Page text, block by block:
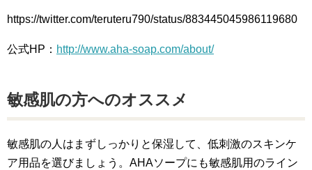
https://twitter.com/teruteru790/status/883445045986119680
公式HP： http://www.aha-soap.com/about/
敏感肌の方へのオススメ
敏感肌の人はまずしっかりと保湿して、低刺激のスキンケ
ア用品を選びましょう。AHAソープにも敏感肌用のライン